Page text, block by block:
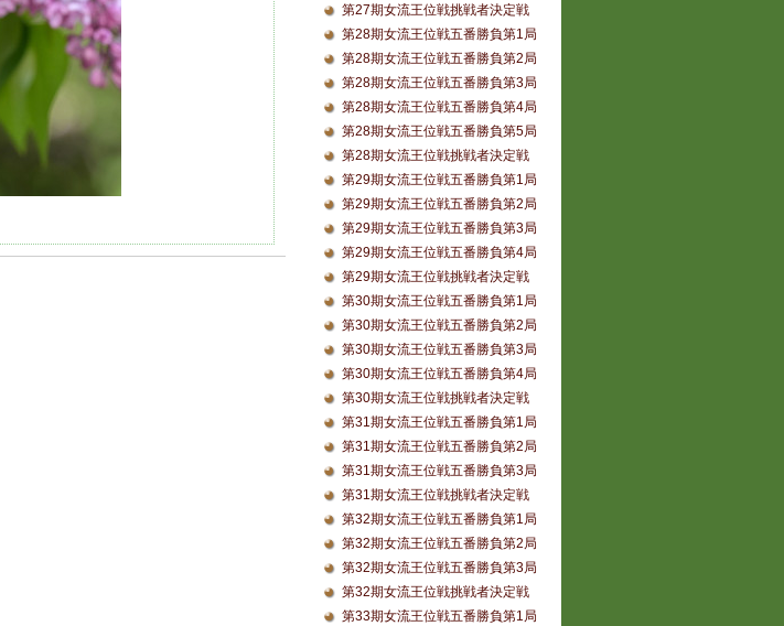
第27期女流王位戦挑戦者決定戦
第28期女流王位戦五番勝負第1局
第28期女流王位戦五番勝負第2局
第28期女流王位戦五番勝負第3局
第28期女流王位戦五番勝負第4局
第28期女流王位戦五番勝負第5局
第28期女流王位戦挑戦者決定戦
第29期女流王位戦五番勝負第1局
第29期女流王位戦五番勝負第2局
第29期女流王位戦五番勝負第3局
第29期女流王位戦五番勝負第4局
第29期女流王位戦挑戦者決定戦
第30期女流王位戦五番勝負第1局
第30期女流王位戦五番勝負第2局
第30期女流王位戦五番勝負第3局
第30期女流王位戦五番勝負第4局
第30期女流王位戦挑戦者決定戦
第31期女流王位戦五番勝負第1局
第31期女流王位戦五番勝負第2局
第31期女流王位戦五番勝負第3局
第31期女流王位戦挑戦者決定戦
第32期女流王位戦五番勝負第1局
第32期女流王位戦五番勝負第2局
第32期女流王位戦五番勝負第3局
第32期女流王位戦挑戦者決定戦
第33期女流王位戦五番勝負第1局